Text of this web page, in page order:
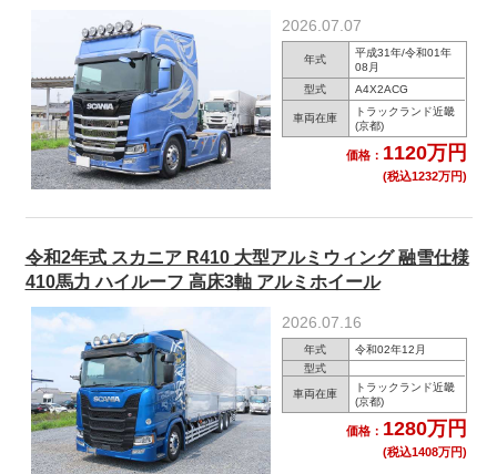
2026.07.07
年式
平成31年/令和01年
08月
型式
A4X2ACG
車両在庫
トラックランド近畿
(京都)
価格： 1120万円
(税込1232万円)
令和2年式 スカニア R410 大型アルミウィング 融雪仕様
410馬力 ハイルーフ 高床3軸 アルミホイール
2026.07.16
年式
令和02年12月
型式
車両在庫
トラックランド近畿
(京都)
価格： 1280万円
(税込1408万円)